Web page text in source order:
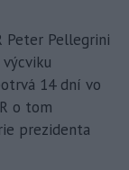
Peter Pellegrini
14 dní vo
o tom
prezidenta